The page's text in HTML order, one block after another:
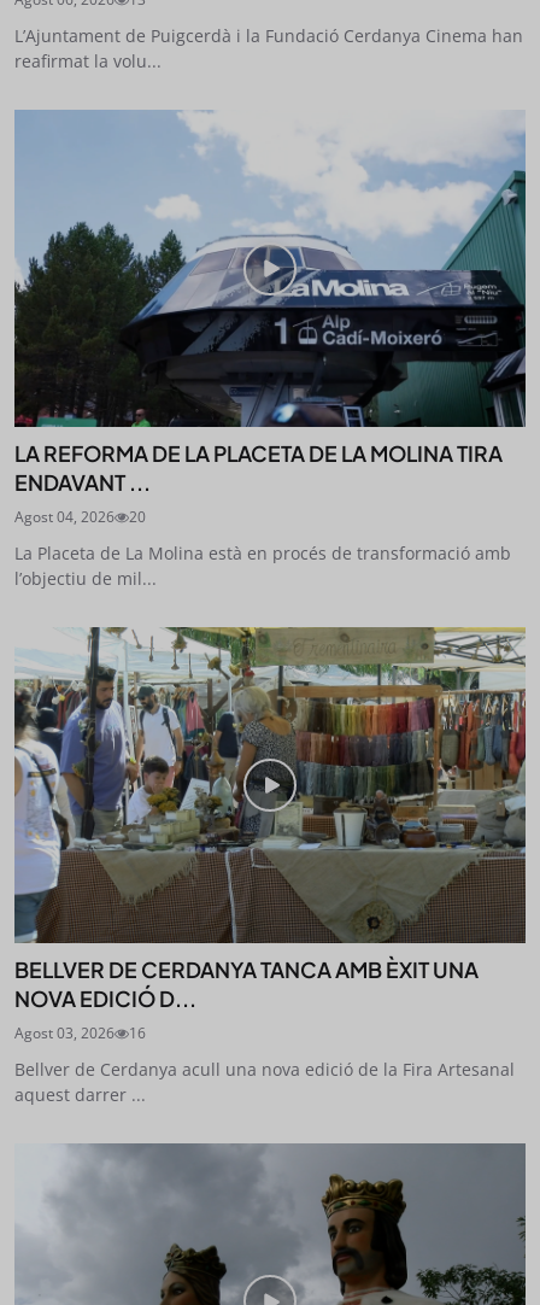
L’Ajuntament de Puigcerdà i la Fundació Cerdanya Cinema han
reafirmat la volu...
LA REFORMA DE LA PLACETA DE LA MOLINA TIRA
ENDAVANT ...
Agost 04, 2026 20
La Placeta de La Molina està en procés de transformació amb
l’objectiu de mil...
BELLVER DE CERDANYA TANCA AMB ÈXIT UNA
NOVA EDICIÓ D...
Agost 03, 2026 16
Bellver de Cerdanya acull una nova edició de la Fira Artesanal
aquest darrer ...